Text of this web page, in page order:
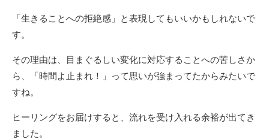
「生きることへの拒絶感」と表現してもいいかもしれないで
す。
その理由は、目まぐるしい変化に対応することへの苦しさか
ら、「時間よ止まれ！」って思いが強まってたからみたいで
すね。
ヒーリングをお届けすると、流れを受け入れる余裕が出てき
ました。